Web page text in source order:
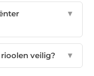
▼
veilig? ▼